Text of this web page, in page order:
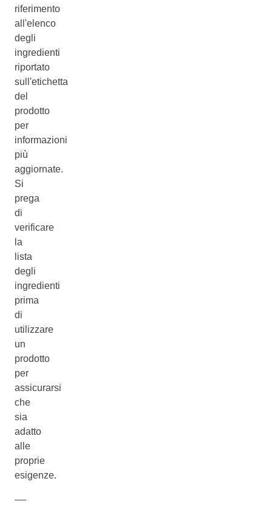
riferimento
all'elenco
degli
ingredienti
riportato
sull'etichetta
del
prodotto
per
informazioni
più
aggiornate.
Si
prega
di
verificare
la
lista
degli
ingredienti
prima
di
utilizzare
un
prodotto
per
assicurarsi
che
sia
adatto
alle
proprie
esigenze.